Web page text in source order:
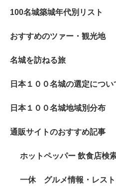
100名城築城年代別リスト
おすすめのツァー・観光地
名城を訪ねる旅
日本１００名城の選定につい
日本１００名城地域別分布
通販サイトのおすすめ記事
ホットペッパー 飲食店検
一休 グルメ情報・レス